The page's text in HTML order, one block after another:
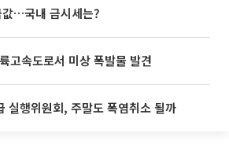
…국내 금시세는?
고속도로서 미상 폭발물 발견
실행위원회, 주말도 폭염취소 될까